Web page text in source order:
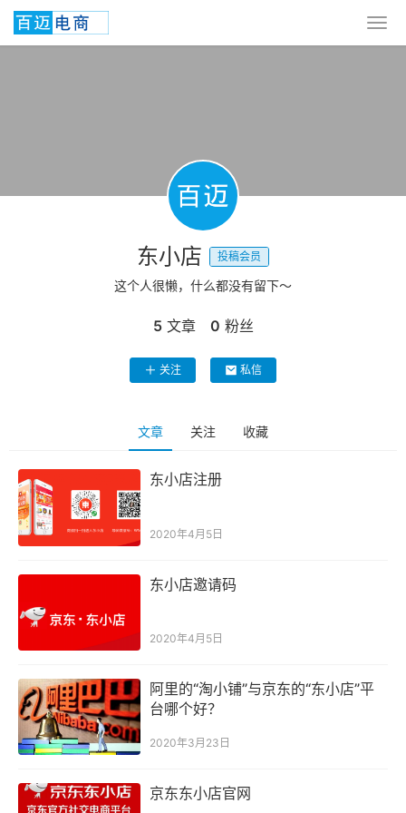
东小店 投稿会员
这个人很懒，什么都没有留下～
5 文章 0 粉丝
关注 私信
文章 关注 收藏
东小店注册
2020年4月5日
东小店邀请码
2020年4月5日
阿里的“淘小铺”与京东的“东小店”平
台哪个好？
2020年3月23日
京东东小店官网